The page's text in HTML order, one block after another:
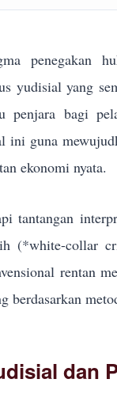
penegakan
yudisial yang
penjara bagi
guna
ekonomi nyata.
tantangan
(*white-collar
rentan
dan